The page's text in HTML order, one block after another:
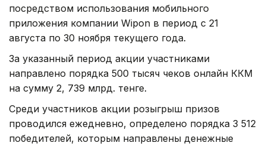
посредством использования мобильного
приложения компании Wipon в период с 21
августа по 30 ноября текущего года.
За указанный период акции участниками
направлено порядка 500 тысяч чеков онлайн ККМ
на сумму 2, 739 млрд. тенге.
Среди участников акции розыгрыш призов
проводился ежедневно, определено порядка 3 512
победителей, которым направлены денежные